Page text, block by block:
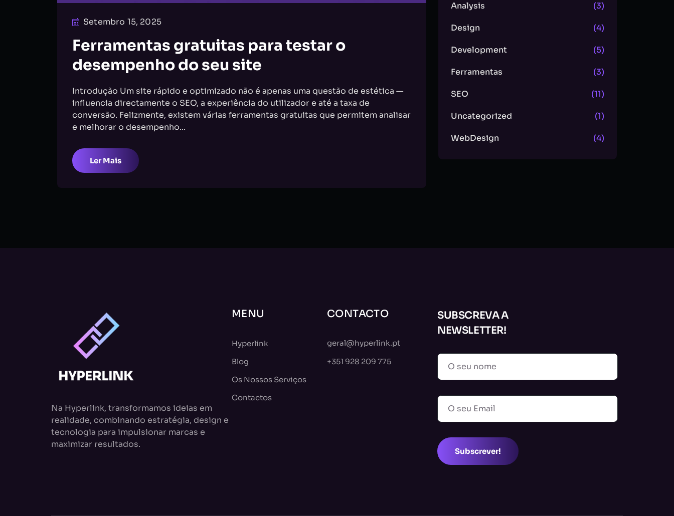
Setembro 15, 2025
Ferramentas gratuitas para testar o
desempenho do seu site
Introdução Um site rápido e optimizado não é apenas uma questão de estética —
influencia directamente o SEO, a experiência do utilizador e até a taxa de
conversão. Felizmente, existem várias ferramentas gratuitas que permitem analisar
e melhorar o desempenho...
Ler Mais
Analysis (3)
Design (4)
Development (5)
Ferramentas (3)
SEO (11)
Uncategorized (1)
WebDesign (4)
Na Hyperlink, transformamos ideias em
realidade, combinando estratégia, design e
tecnologia para impulsionar marcas e
maximizar resultados.
MENU
Hyperlink
Blog
Os Nossos Serviços
Contactos
CONTACTO
geral@hyperlink.pt
+351 928 209 775
SUBSCREVA A
NEWSLETTER!
Subscrever!